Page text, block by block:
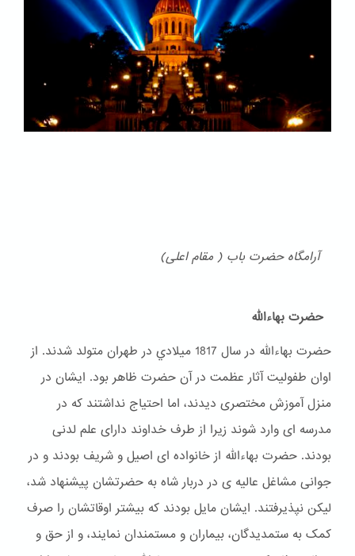
آرامگاه حضرت باب ( مقام اعلی)
حضرت بهاءالله
حضرت بهاءالله در سال 1817 ميلادي در طهران متولد شدند. از
اوان طفولیت آثار عظمت در آن حضرت ظاهر بود. ایشان در
منزل آموزش مختصری دیدند، اما احتیاج نداشتند که در
مدرسه ای وارد شوند زیرا از طرف خداوند دارای علم لدنی
بودند. حضرت بهاءالله از خانواده ای اصیل و شریف بودند و در
جوانی مشاغل عالیه ی در دربار شاه به حضرتشان پیشنهاد شد،
لیکن نپذیرفتند. ایشان مایل بودند که بیشتر اوقاتشان را صرف
کمک به ستمدیدگان، بیماران و مستمندان نمایند، و از حق و